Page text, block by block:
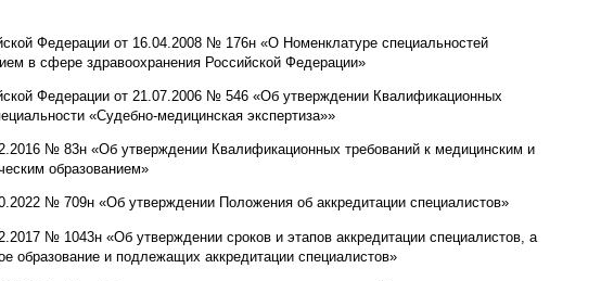
Федерации от 16.04.2008 № 176н «О Номенклатуре специальностей
в сфере здравоохранения Российской Федерации»
Федерации от 21.07.2006 № 546 «Об утверждении Квалификационных
«Судебно-медицинская экспертиза»»
№ 83н «Об утверждении Квалификационных требований к медицинским и
образованием»
№ 709н «Об утверждении Положения об аккредитации специалистов»
№ 1043н «Об утверждении сроков и этапов аккредитации специалистов, а
образование и подлежащих аккредитации специалистов»